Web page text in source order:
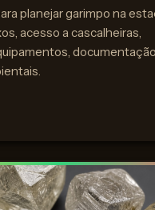
planejar garimpo na
acesso a cascalheiras,